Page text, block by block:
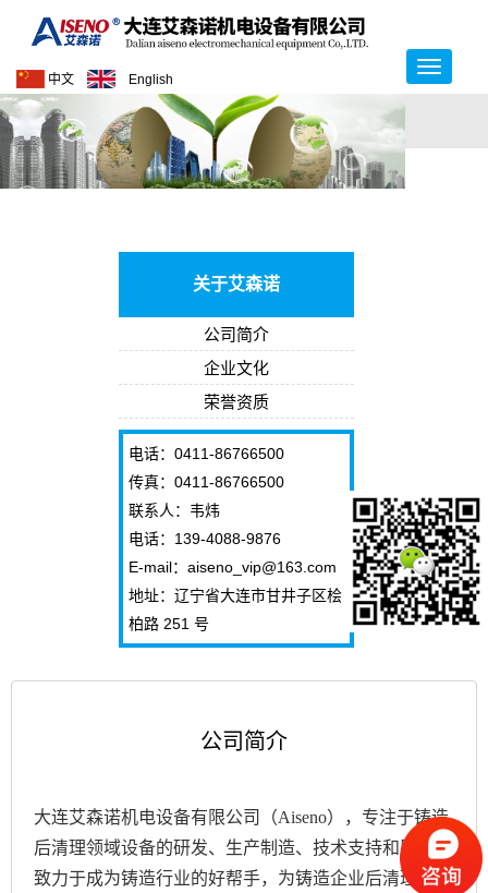
中文 English
关于艾森诺
公司简介
企业文化
荣誉资质
电话：0411-86766500
传真：0411-86766500
联系人：韦炜
电话：139-4088-9876
E-mail：aiseno_vip@163.com
地址：辽宁省大连市甘井子区桧
柏路 251 号
公司简介
大连艾森诺机电设备有限公司（Aiseno），专注于铸造
后清理领域设备的研发、生产制造、技术支持和服务。
致力于成为铸造行业的好帮手，为铸造企业后清理工部